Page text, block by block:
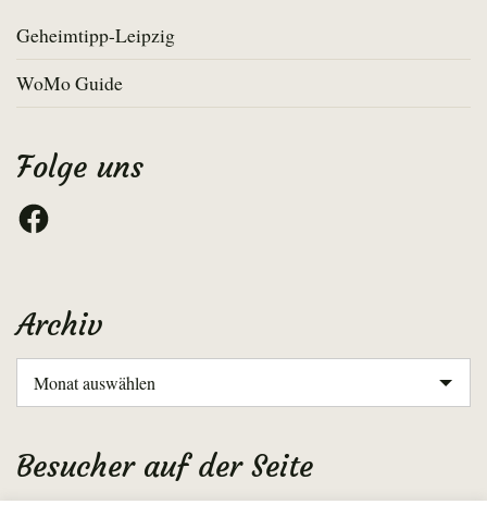
Geheimtipp-Leipzig
WoMo Guide
Folge uns
Facebook
Archiv
Archiv
Besucher auf der Seite